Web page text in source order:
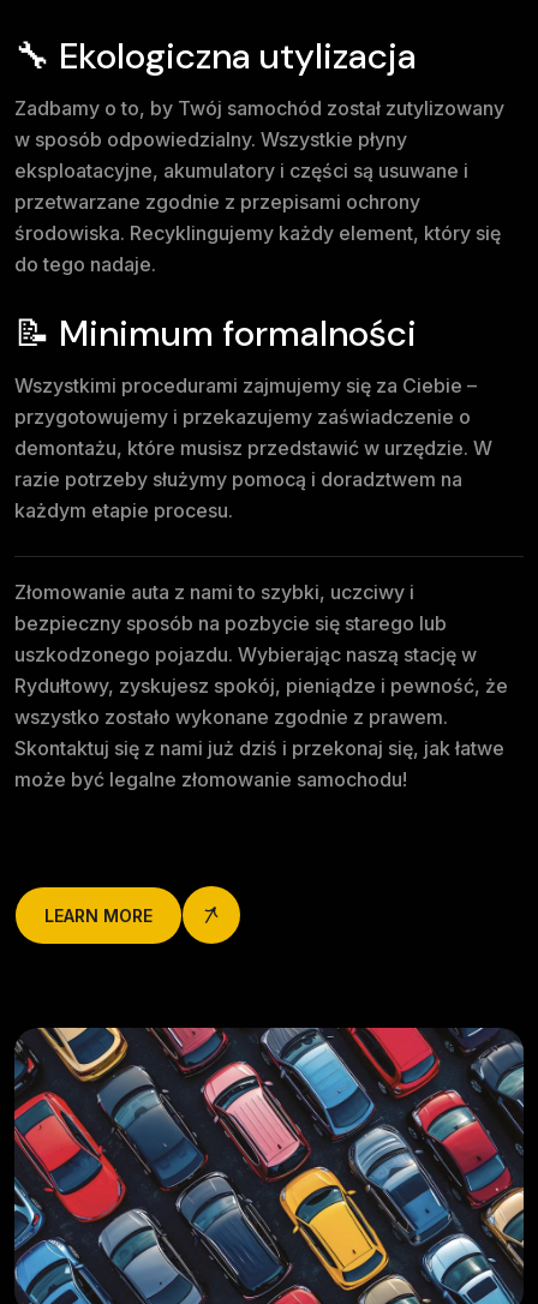
🔧 Ekologiczna utylizacja
Zadbamy o to, by Twój samochód został zutylizowany
w sposób odpowiedzialny. Wszystkie płyny
eksploatacyjne, akumulatory i części są usuwane i
przetwarzane zgodnie z przepisami ochrony
środowiska. Recyklingujemy każdy element, który się
do tego nadaje.
📝 Minimum formalności
Wszystkimi procedurami zajmujemy się za Ciebie –
przygotowujemy i przekazujemy zaświadczenie o
demontażu, które musisz przedstawić w urzędzie. W
razie potrzeby służymy pomocą i doradztwem na
każdym etapie procesu.
Złomowanie auta z nami to szybki, uczciwy i
bezpieczny sposób na pozbycie się starego lub
uszkodzonego pojazdu. Wybierając naszą stację w
Rydułtowy, zyskujesz spokój, pieniądze i pewność, że
wszystko zostało wykonane zgodnie z prawem.
Skontaktuj się z nami już dziś i przekonaj się, jak łatwe
może być legalne złomowanie samochodu!
LEARN MORE